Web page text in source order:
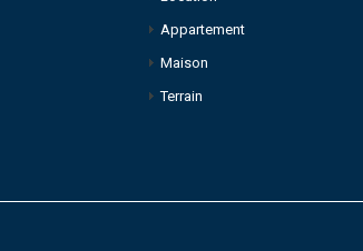
Appartement
Maison
Terrain